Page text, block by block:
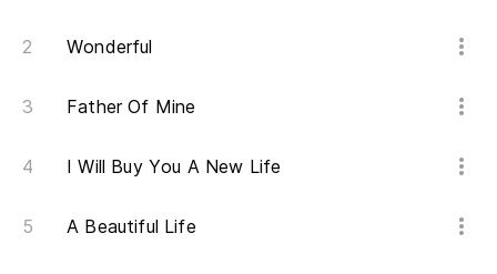
Wonderful
Father Of Mine
I Will Buy You A New Life
A Beautiful Life